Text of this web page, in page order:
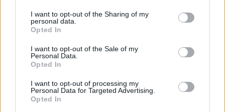
not limited to your visit or usage behaviour. You may click to
grant or deny consent to Google and its third-party tags to
use your data for below specified purposes in below Google
consent section.
I want to opt-out of the Sharing of my
personal data.
Opted In
I want to opt-out of the Sale of my
Personal Data.
Opted In
I want to opt-out of processing my
Personal Data for Targeted Advertising.
Opted In
katolikusok heves tiltakozását, mégis egészen 1781-ig
érvényben maradt. Ez a fél évszázad a magyar
ellenreformáció legeredményesebb korszaka volt. (Nem
mentes az erőszaktól sem: 1747-ben, pl. elkobozzák a
sérti a katolikus vallást.) Amit tehát az ellenreformáció nem
tudott elérni a nyílt üldözéssel, a prédikátorok gályára